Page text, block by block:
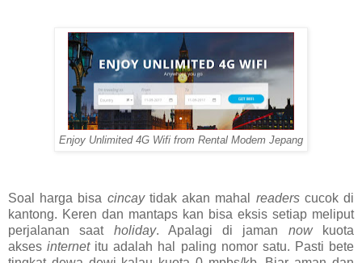
Enjoy Unlimited 4G Wifi from Rental Modem Jepang
Soal harga bisa cincaytidak akan mahal readerscucok di
kantong. Keren dan mantaps kan bisa eksis setiap meliput
perjalanan saat holiday. Apalagi di jaman nowkuota
aksesinternetitu adalah hal paling nomor satu. Pasti bete